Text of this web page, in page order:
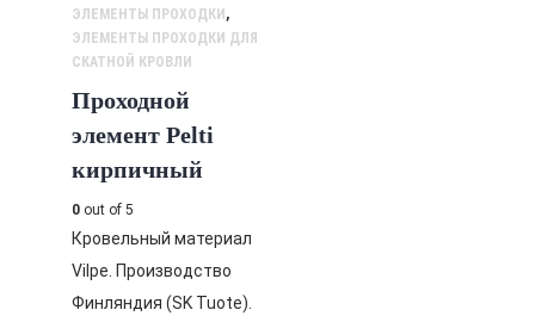
ЭЛЕМЕНТЫ ПРОХОДКИ ,
ЭЛЕМЕНТЫ ПРОХОДКИ ДЛЯ
СКАТНОЙ КРОВЛИ
Проходной
элемент Pelti
кирпичный
0 out of 5
Кровельный материал
Vilpe. Производство
Финляндия (SK Tuote).